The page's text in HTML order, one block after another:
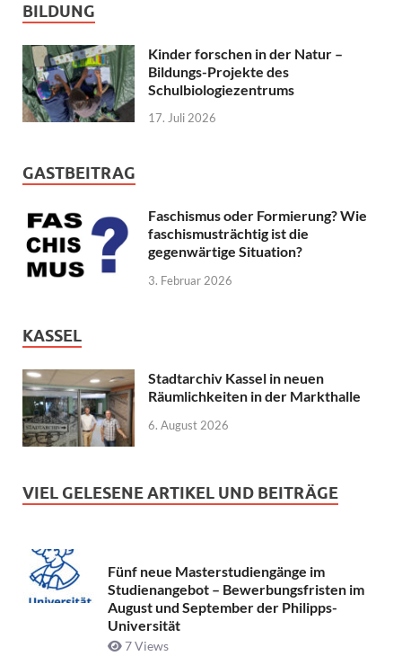
BILDUNG
Kinder forschen in der Natur –
Bildungs-Projekte des
Schulbiologiezentrums
17. Juli 2026
GASTBEITRAG
Faschismus oder Formierung? Wie
faschismusträchtig ist die
gegenwärtige Situation?
3. Februar 2026
KASSEL
Stadtarchiv Kassel in neuen
Räumlichkeiten in der Markthalle
6. August 2026
VIEL GELESENE ARTIKEL UND BEITRÄGE
Fünf neue Masterstudiengänge im
Studienangebot – Bewerbungsfristen im
August und September der Philipps-
Universität
7 Views